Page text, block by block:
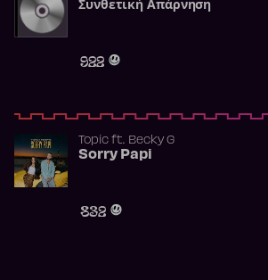
Συνθετική Απάρνηση
922
Topicft. Becky G
Sorry Papi
832